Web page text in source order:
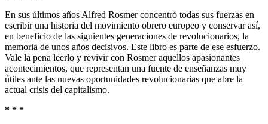
En sus últimos años Alfred Rosmer concentró todas sus fuerzas en
escribir una historia del movimiento obrero europeo y conservar así,
en beneficio de las siguientes generaciones de revolucionarios, la
memoria de unos años decisivos. Este libro es parte de ese esfuerzo.
Vale la pena leerlo y revivir con Rosmer aquellos apasionantes
acontecimientos, que representan una fuente de enseñanzas muy
útiles ante las nuevas oportunidades revolucionarias que abre la
actual crisis del capitalismo.
* * *